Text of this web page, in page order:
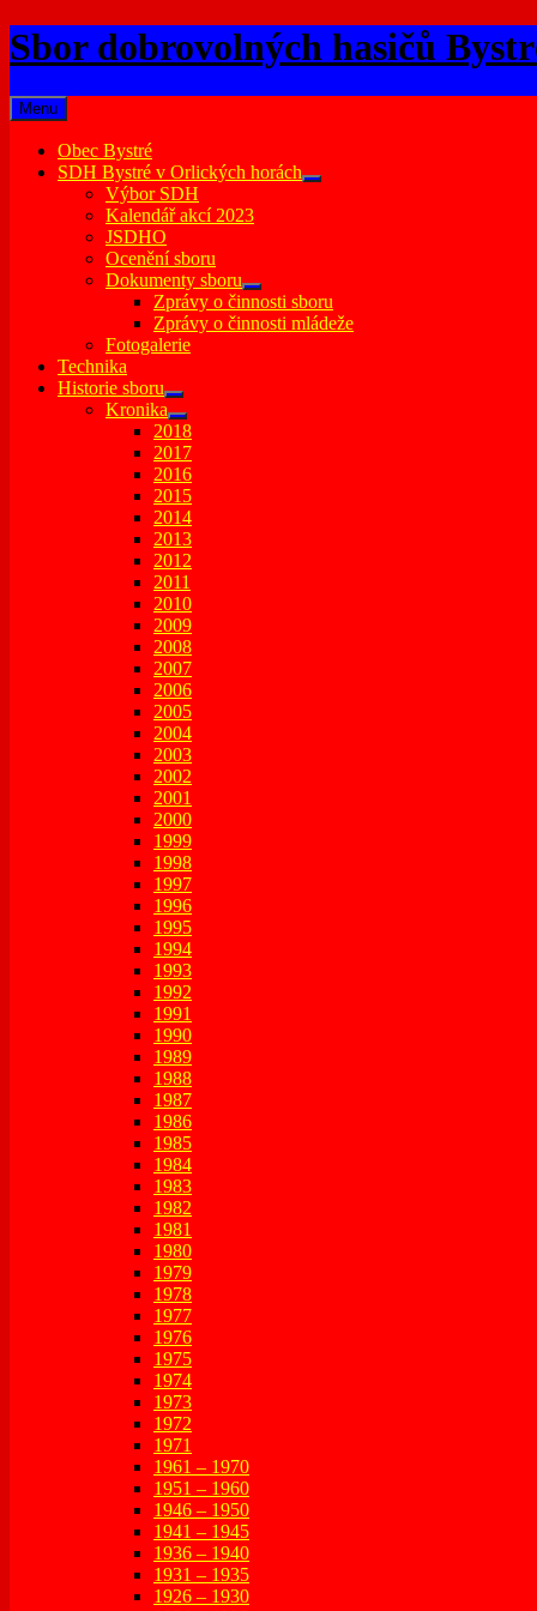
Skip
to
Sbor dobrovolných hasičů
Menu
Obec Bystré
SDH Bystré v Orlických horách
expand
Výbor SDH
Kalendář akcí 2023
JSDHO
Ocenění sboru
Dokumenty sboru
expand
child
menu
Zprávy o činnosti sboru
Zprávy o činnosti mládeže
Fotogalerie
Technika
Historie sboru
expand
child
menu
Kronika
expand
child
menu
2018
2017
2016
2015
2014
2013
2012
2011
2010
2009
2008
2007
2006
2005
2004
2003
2002
2001
2000
1999
1998
1997
1996
1995
1994
1993
1992
1991
1990
1989
1988
1987
1986
1985
1984
1983
1982
1981
1980
1979
1978
1977
1976
1975
1974
1973
1972
1971
1961 – 1970
1951 – 1960
1946 – 1950
1941 – 1945
1936 – 1940
1931 – 1935
1926 – 1930